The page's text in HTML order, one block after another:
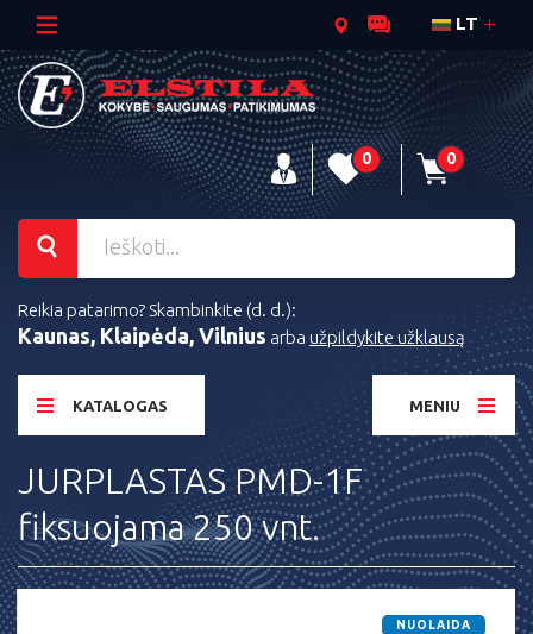
LT
0 0
Reikia patarimo? Skambinkite (d. d.):
Kaunas, Klaipėda, Vilnius arba užpildykite užklausą
KATALOGAS MENIU
JURPLASTAS PMD-1F
fiksuojama 250 vnt.
NUOLAIDA